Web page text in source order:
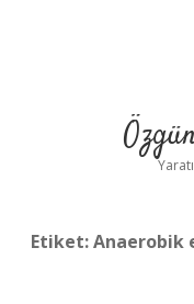
Etiket:Anaerobik